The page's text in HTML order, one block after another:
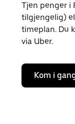
Tjen penger i
tilgjengelig)
timeplan. Du
via Uber.
Kom i